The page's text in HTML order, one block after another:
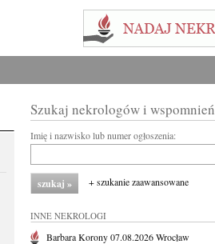
Szukaj nekrologów i wspomnień
Imię i nazwisko lub numer ogłoszenia:
+ szukanie zaawansowane
INNE NEKROLOGI
Barbara Korony07.08.2026Wrocław